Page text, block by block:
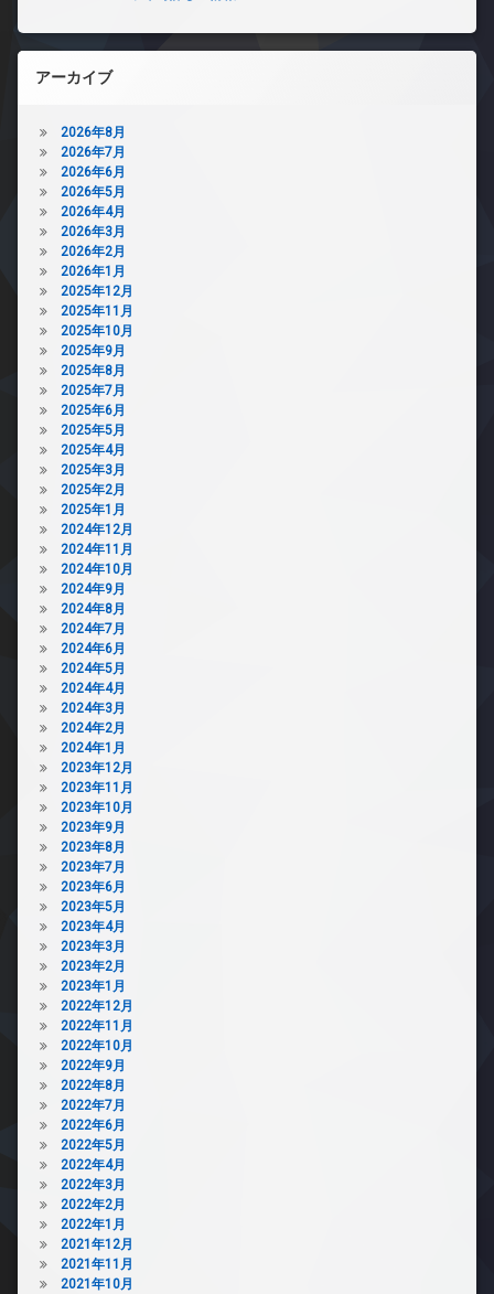
アーカイブ
2026年8月
2026年7月
2026年6月
2026年5月
2026年4月
2026年3月
2026年2月
2026年1月
2025年12月
2025年11月
2025年10月
2025年9月
2025年8月
2025年7月
2025年6月
2025年5月
2025年4月
2025年3月
2025年2月
2025年1月
2024年12月
2024年11月
2024年10月
2024年9月
2024年8月
2024年7月
2024年6月
2024年5月
2024年4月
2024年3月
2024年2月
2024年1月
2023年12月
2023年11月
2023年10月
2023年9月
2023年8月
2023年7月
2023年6月
2023年5月
2023年4月
2023年3月
2023年2月
2023年1月
2022年12月
2022年11月
2022年10月
2022年9月
2022年8月
2022年7月
2022年6月
2022年5月
2022年4月
2022年3月
2022年2月
2022年1月
2021年12月
2021年11月
2021年10月